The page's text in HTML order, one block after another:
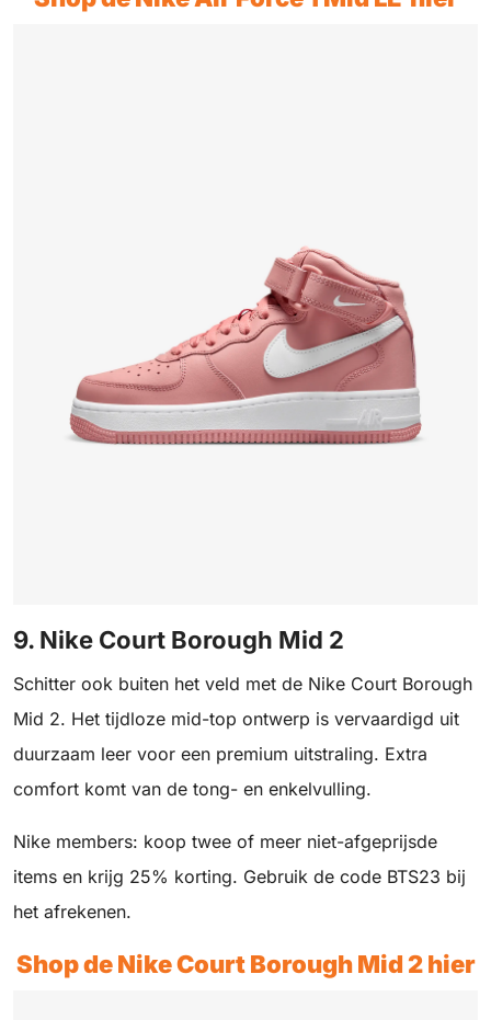
9. Nike Court Borough Mid 2
Schitter ook buiten het veld met de Nike Court Borough
Mid 2. Het tijdloze mid-top ontwerp is vervaardigd uit
duurzaam leer voor een premium uitstraling. Extra
comfort komt van de tong- en enkelvulling.
Nike members: koop twee of meer niet-afgeprijsde
items en krijg 25% korting. Gebruik de code BTS23 bij
het afrekenen.
Shop de Nike Court Borough Mid 2 hier